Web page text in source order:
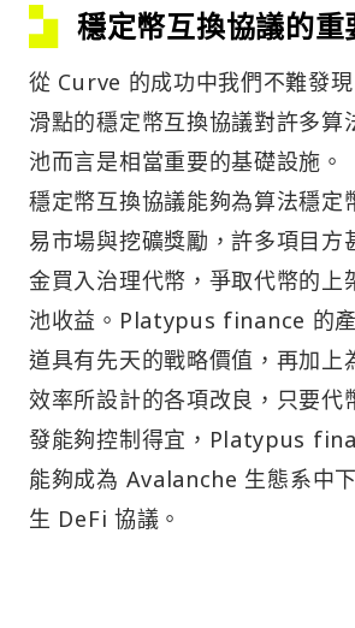
穩定幣互換協議的重
從 Curve 的成功中我們不難發
滑點的穩定幣互換協議對許多算
池而言是相當重要的基礎設施。
穩定幣互換協議能夠為算法穩定
易市場與挖礦獎勵，許多項目方
金買入治理代幣，爭取代幣的上
池收益。Platypus finance 的
道具有先天的戰略價值，再加上
效率所設計的各項改良，只要代
發能夠控制得宜，Platypus
能夠成為 Avalanche 生態系中
生 DeFi 協議。